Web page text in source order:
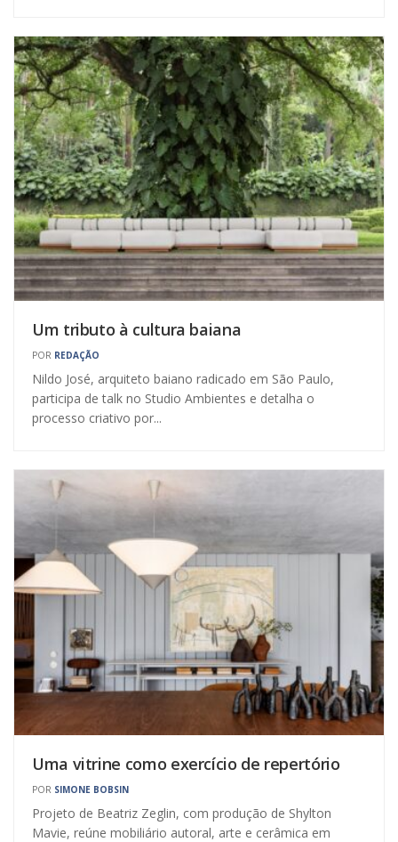
Um tributo à cultura baiana
POR REDAÇÃO
Nildo José, arquiteto baiano radicado em São Paulo,
participa de talk no Studio Ambientes e detalha o
processo criativo por...
Uma vitrine como exercício de repertório
POR SIMONE BOBSIN
Projeto de Beatriz Zeglin, com produção de Shylton
Mavie, reúne mobiliário autoral, arte e cerâmica em